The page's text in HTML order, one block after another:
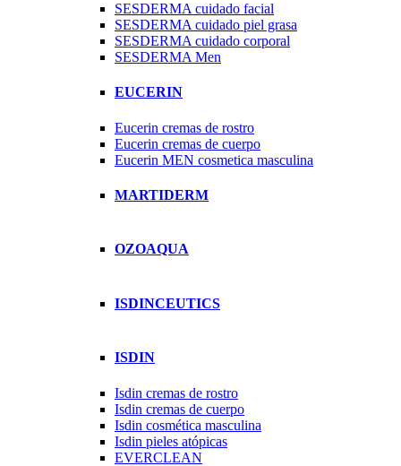
SESDERMA cuidado facial
SESDERMA cuidado piel grasa
SESDERMA cuidado corporal
SESDERMA Men
EUCERIN
Eucerin cremas de rostro
Eucerin cremas de cuerpo
Eucerin MEN cosmetica masculina
MARTIDERM
OZOAQUA
ISDINCEUTICS
ISDIN
Isdin cremas de rostro
Isdin cremas de cuerpo
Isdin cosmética masculina
Isdin pieles atópicas
EVERCLEAN